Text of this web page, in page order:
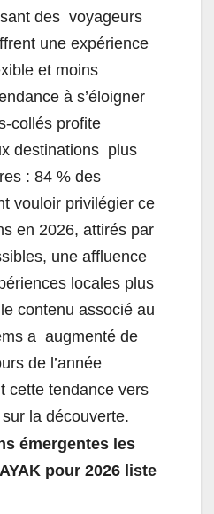
des voyageurs
une expérience
et moins
à s’éloigner
collés profite
destinations plus
: 84 % des
vouloir privilégier ce
en 2026, attirés par
une affluence
locales plus
contenu associé au
a augmenté de
de l’année
cette tendance vers
la découverte.
émergentes les
pour 2026 liste